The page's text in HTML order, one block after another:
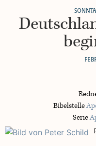
Bibelstelle
Serie